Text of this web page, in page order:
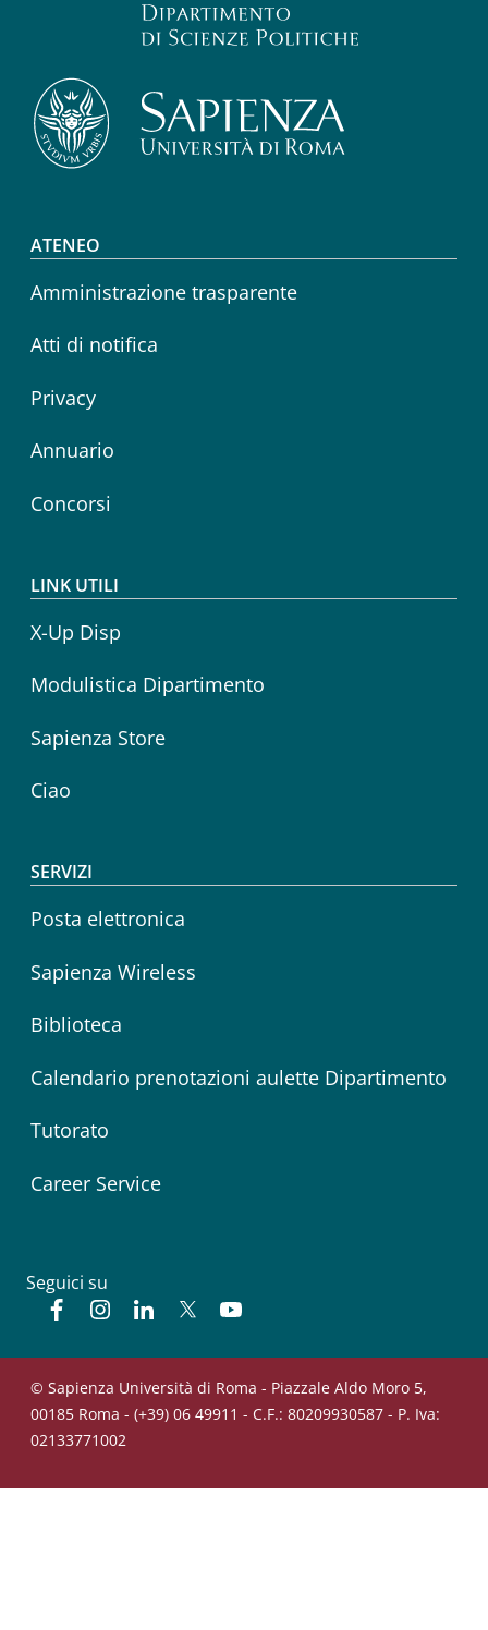
Footer menu
ATENEO
Amministrazione trasparente
Atti di notifica
Privacy
Annuario
Concorsi
LINK UTILI
X-Up Disp
Modulistica Dipartimento
Sapienza Store
Ciao
SERVIZI
Posta elettronica
Sapienza Wireless
Biblioteca
Calendario prenotazioni aulette Dipartimento
Tutorato
Career Service
Seguici su
FacebookInstagramLinkedinTwitter
© Sapienza Università di Roma - Piazzale Aldo Moro 5,
00185 Roma - (+39) 06 49911 - C.F.: 80209930587 - P. Iva:
02133771002